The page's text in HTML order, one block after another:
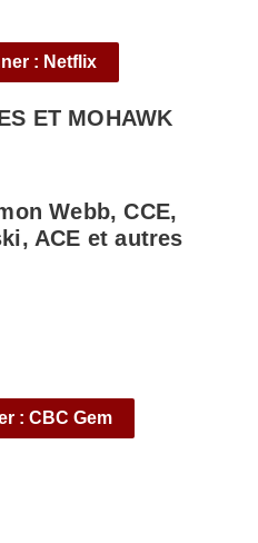
: Netflix
ET MOHAWK
Webb, CCE,
ACE et autres
: CBC Gem